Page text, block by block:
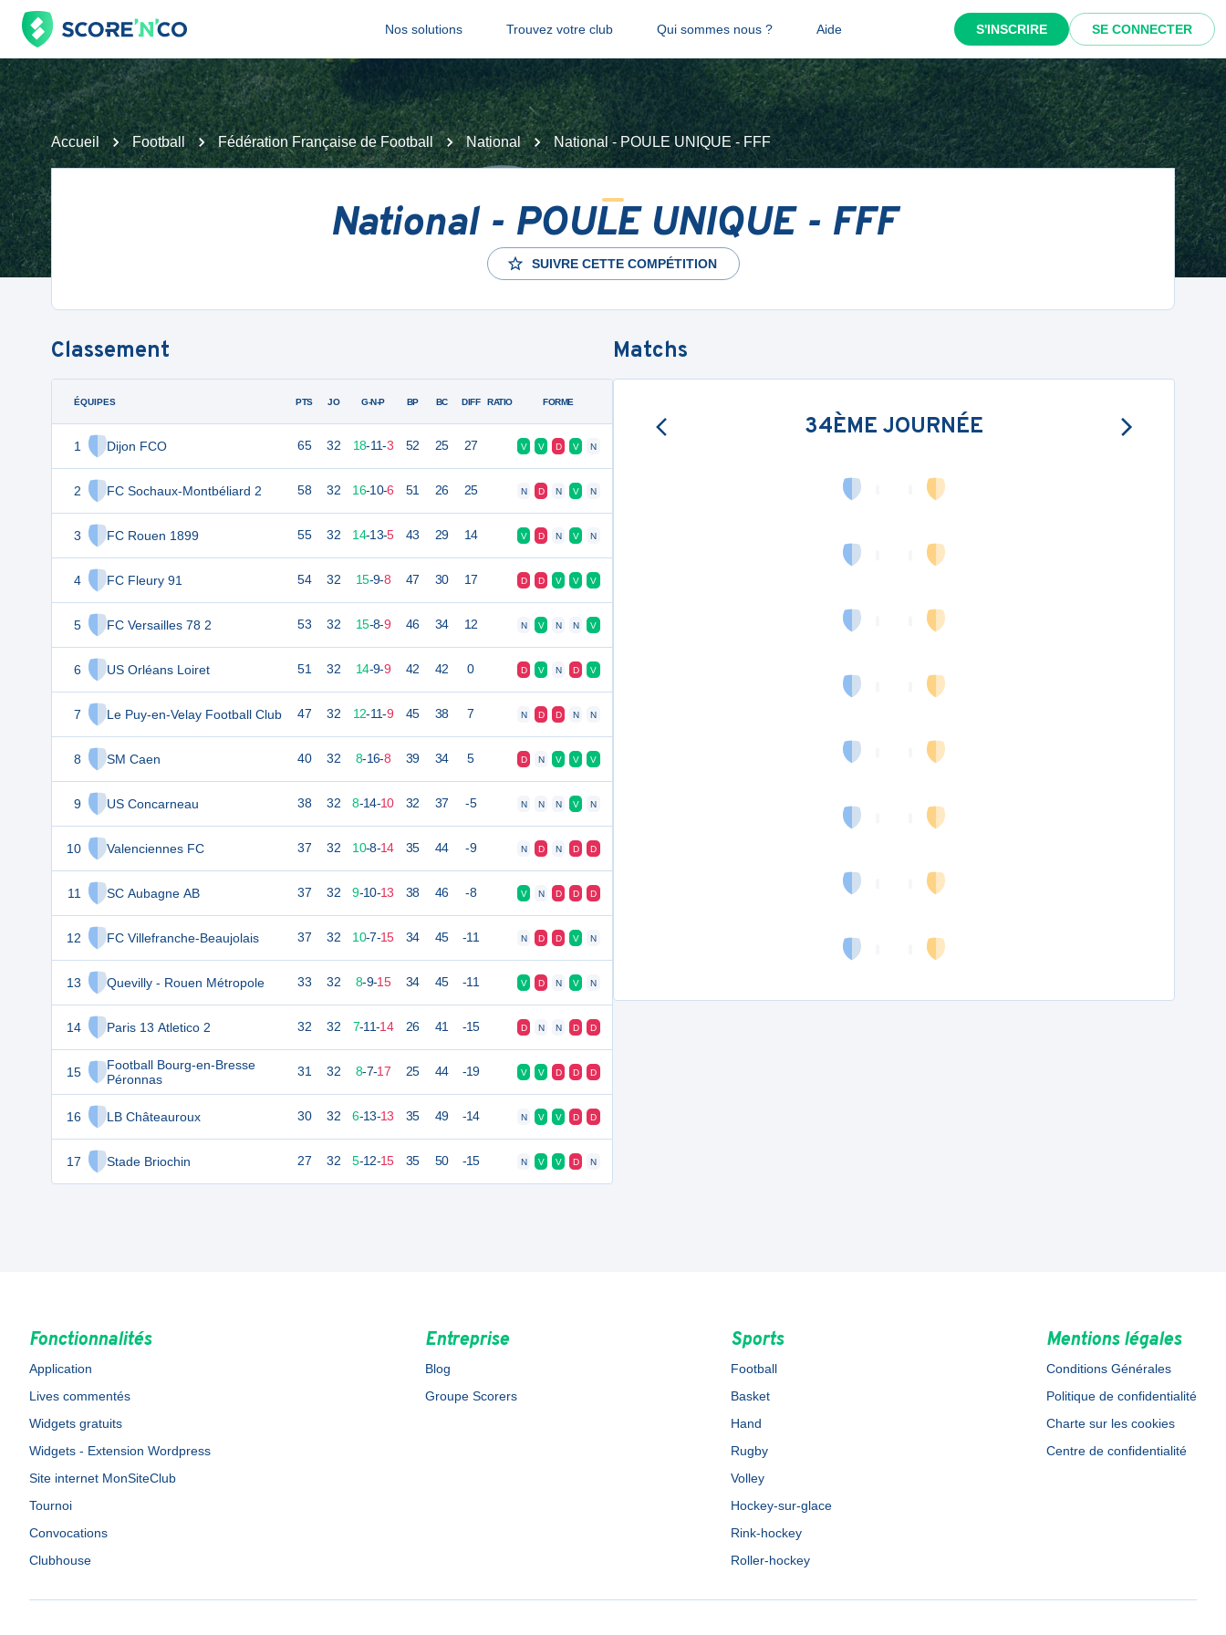
Nos solutions Trouvez votre club Qui sommes nous ? Aide S'INSCRIRE SE CONNECTER
Accueil Football Fédération Française de Football National National - POULE UNIQUE - FFF
National - POULE UNIQUE - FFF
SUIVRE CETTE COMPÉTITION
Classement
ÉQUIPES
1 Dijon FCO
2 FC Sochaux-Montbéliard 2
3 FC Rouen 1899
4 FC Fleury 91
5 FC Versailles 78 2
6 US Orléans Loiret
7 Le Puy-en-Velay Football Club
8 SM Caen
9 US Concarneau
10 Valenciennes FC
11 SC Aubagne AB
12 FC Villefranche-Beaujolais
13 Quevilly - Rouen Métropole
14 Paris 13 Atletico 2
15
Football Bourg-en-Bresse
Péronnas
16 LB Châteauroux
17 Stade Briochin
PTS JO G-N-P BP BC DIFF RATIO FORME
65 32 18-11-3 52 25 27 V V D V N
58 32 16-10-6 51 26 25 N D N V N
55 32 14-13-5 43 29 14 V D N V N
54 32 15-9-8 47 30 17 D D V V V
53 32 15-8-9 46 34 12 N V N N V
51 32 14-9-9 42 42 0 D V N D V
47 32 12-11-9 45 38 7 N D D N N
40 32 8-16-8 39 34 5 D N V V V
38 32 8-14-10 32 37 -5 N N N V N
37 32 10-8-14 35 44 -9 N D N D D
37 32 9-10-13 38 46 -8 V N D D D
37 32 10-7-15 34 45 -11 N D D V N
33 32 8-9-15 34 45 -11 V D N V N
32 32 7-11-14 26 41 -15 D N N D D
31 32 8-7-17 25 44 -19 V V D D D
30 32 6-13-13 35 49 -14 N V V D D
27 32 5-12-15 35 50 -15 N V V D N
Matchs
34ÈME JOURNÉE
Fonctionnalités
Application
Lives commentés
Widgets gratuits
Widgets - Extension Wordpress
Site internet MonSiteClub
Tournoi
Convocations
Clubhouse
Entreprise
Blog
Groupe Scorers
Sports
Football
Basket
Hand
Rugby
Volley
Hockey-sur-glace
Rink-hockey
Roller-hockey
Mentions légales
Conditions Générales
Politique de confidentialité
Charte sur les cookies
Centre de confidentialité